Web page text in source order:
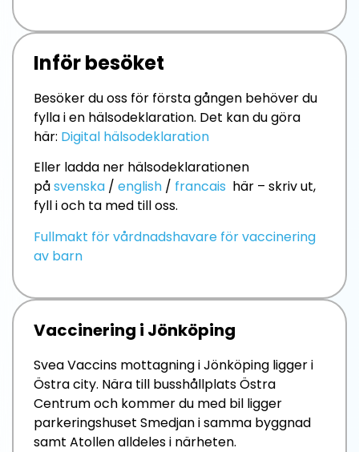
Inför besöket
Besöker du oss för första gången behöver du
fylla i en hälsodeklaration. Det kan du göra
här: Digital hälsodeklaration
Eller ladda ner hälsodeklarationen
påsvenska / english / francais här – skriv ut,
fyll i och ta med till oss.
Fullmakt för vårdnadshavare för vaccinering
av barn
Vaccinering i Jönköping
Svea Vaccins mottagning i Jönköping ligger i
Östra city. Nära till busshållplats Östra
Centrum och kommer du med bil ligger
parkeringshuset Smedjan i samma byggnad
samt Atollen alldeles i närheten.